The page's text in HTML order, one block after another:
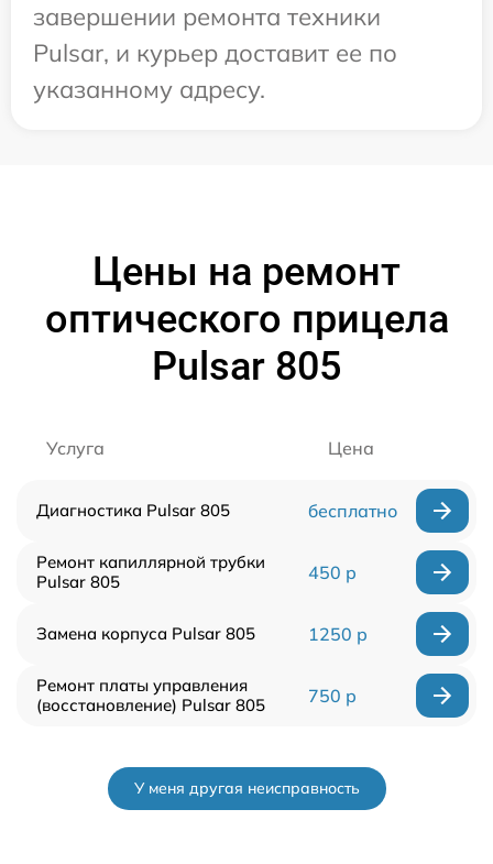
завершении ремонта техники
Pulsar, и курьер доставит ее по
указанному адресу.
Цены на ремонт
оптического прицела
Pulsar 805
Услуга Цена
Диагностика Pulsar 805 бесплатно
Ремонт капиллярной трубки
Pulsar 805
450 р
Замена корпуса Pulsar 805 1250 р
Ремонт платы управления
(восстановление) Pulsar 805
750 р
У меня другая неисправность